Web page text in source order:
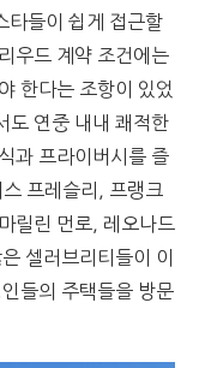
타들이 쉽게 접근할
우드 계약 조건에는
한다는 조항이 있었
도 연중 내내 쾌적한
과 프라이버시를 즐
프레슬리, 프랭크
릴린 먼로, 레오나드
셀러브리티들이 이
들의 주택들을 방문